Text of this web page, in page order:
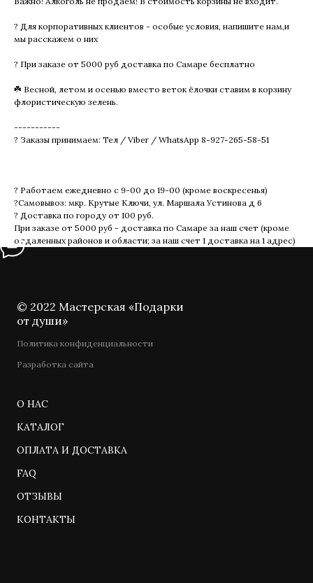
? Для корпоративных клиентов - особые условия, напишите нам,и
мы расскажем о них
? При заказе от 5000 руб доставка по Самаре бесплатно
☘️ Весной, летом и осенью вместо веток ёлочки ставим в корзину
флористическую зелень.
-----------
? Заказы принимаем: Тел / Viber / WhatsApp 8-927-265-58-51
? Работаем ежедневно с 9-00 до 19-00 (кроме воскресенья)
?Самовывоз: мкр. Крутые Ключи, ул. Маршала Устинова д 6
? Доставка по городу от 100 руб.
При заказе от 5000 руб - доставка по Самаре за наш счет (кроме
отдаленных районов и области; за наш счет 1 доставка на 1 адрес)
© 2022 Мастерская «Подарки
от души»
Политика конфиденциальности
Разработка сайта
О НАС
КАТАЛОГ
ОПЛАТА И ДОСТАВКА
FAQ
ОТЗЫВЫ
КОНТАКТЫ